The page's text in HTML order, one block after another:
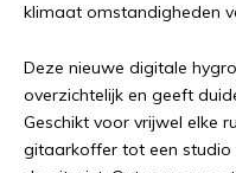
klimaat omstandigheden
Deze nieuwe digitale
overzichtelijk en geeft
Geschikt voor vrijwel elke
gitaarkoffer tot een